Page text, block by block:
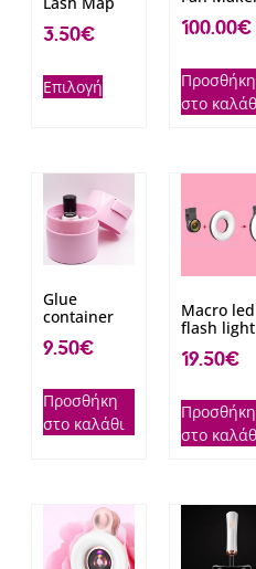
3.50€
Επιλογή
100.00€
Προσθήκη
στο
Glue
container
9.50€
Προσθήκη
στο καλάθι
Macro led
flash light
19.50€
Προσθήκη
στο